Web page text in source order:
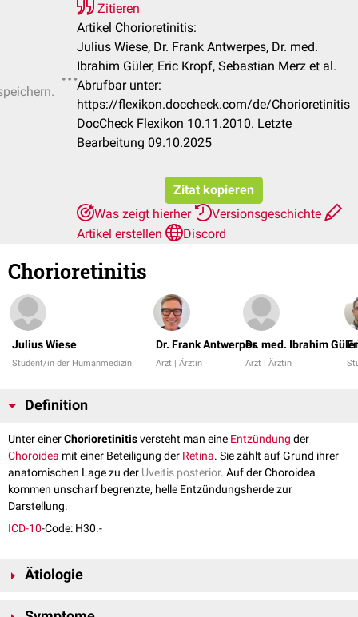
Zitieren
Artikel Chorioretinitis:
Julius Wiese, Dr. Frank Antwerpes, Dr. med.
Ibrahim Güler, Eric Kropf, Sebastian Merz et al.
Abrufbar unter:
https://flexikon.doccheck.com/de/Chorioretinitis
DocCheck Flexikon 10.11.2010. Letzte
Bearbeitung 09.10.2025
Zitat kopieren
Was zeigt hierher
Versionsgeschichte
Artikel erstellen
Discord
Chorioretinitis
Julius Wiese
Student/in der Humanmedizin
Dr. Frank Antwerpes
Arzt | Ärztin
Dr. med. Ibrahim Güler
Arzt | Ärztin
Definition
Unter einerChorioretinitisversteht man eine Entzündung der
Choroidea mit einer Beteiligung der Retina. Sie zählt auf Grund ihrer
anatomischen Lage zu der Uveitis posterior. Auf der Choroidea
kommen unscharf begrenzte, helle Entzündungsherde zur
Darstellung.
ICD-10-Code: H30.-
Ätiologie